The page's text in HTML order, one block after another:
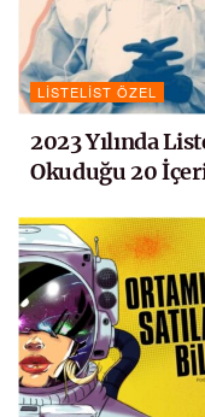
LISTELIST ÖZEL
2023 Yılında
Okuduğu 20